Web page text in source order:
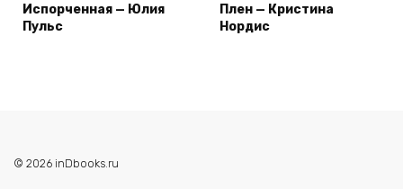
Испорченная — Юлия
Пульс
Плен — Кристина
Нордис
© 2026 inDbooks.ru